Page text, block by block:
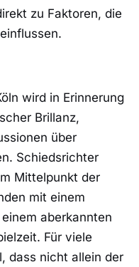
zu Faktoren, die
wird in Erinnerung
Brillanz,
über
Schiedsrichter
Mittelpunkt der
mit einem
aberkannten
Für viele
dass nicht allein der